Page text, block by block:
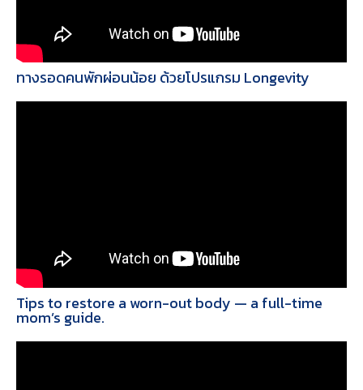
ทางรอดคนพักผ่อนน้อย ด้วยโปรแกรม Longevity
Tips to restore a worn-out body — a full-time
mom’s guide.